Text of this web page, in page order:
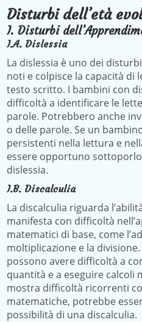
Disturbi dell’età
I. Disturbi
I.A. Dislessia
La dislessia è uno dei
noti e colpisce la capacità di
testo scritto. I bambini con
difficoltà a identificare le
parole. Potrebbero anche
o delle parole. Se un
persistenti nella lettura e
essere opportuno
dislessia.
I.B. Discalculia
La discalculia riguarda
manifesta con difficoltà
matematici di base, come
moltiplicazione e la
possono avere difficoltà a
quantità e a eseguire calcoli
mostra difficoltà ricorrenti
matematiche, potrebbe
possibilità di una discalculia.